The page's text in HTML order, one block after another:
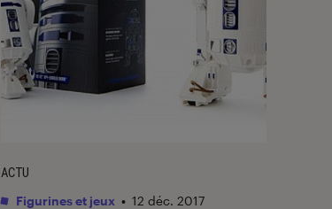
ACTU
Figurines et jeux • 12 déc. 2017